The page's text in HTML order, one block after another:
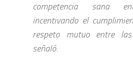
competencia sana
incentivando el
respeto mutuo entre las
señaló.